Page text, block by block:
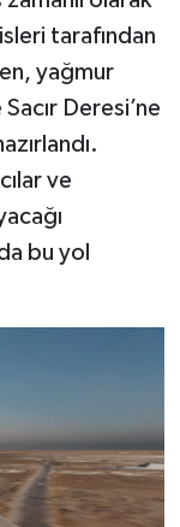
tarafından
yağmur
Deresi’ne
ve
bu yol